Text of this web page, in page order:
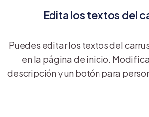
Edita los textos del
Puedes editar los textos del
en la página de inicio.
descripción y un botón para